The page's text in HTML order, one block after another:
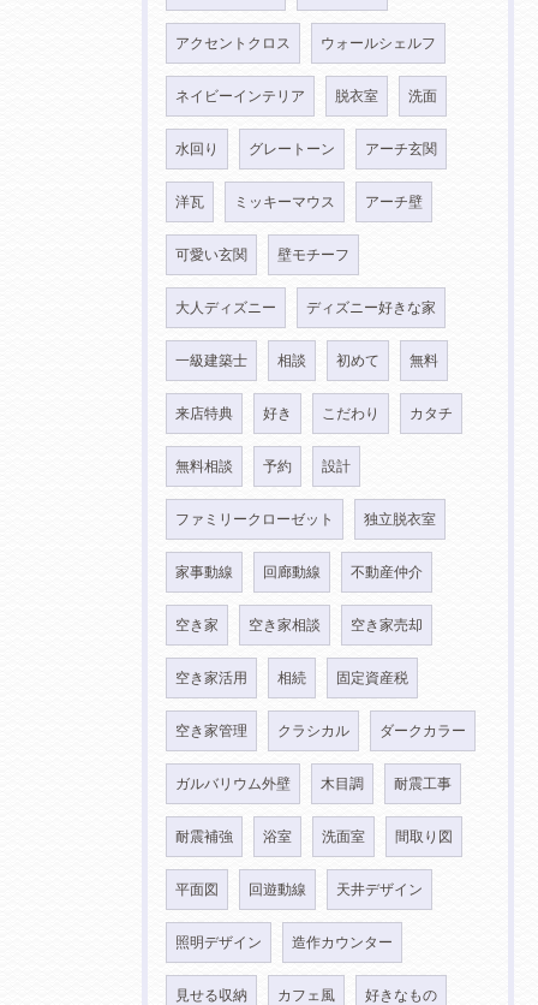
アクセントクロス ウォールシェルフ
ネイビーインテリア 脱衣室 洗面
水回り グレートーン アーチ玄関
洋瓦 ミッキーマウス アーチ壁
可愛い玄関 壁モチーフ
大人ディズニー ディズニー好きな家
一級建築士 相談 初めて 無料
来店特典 好き こだわり カタチ
無料相談 予約 設計
ファミリークローゼット 独立脱衣室
家事動線 回廊動線 不動産仲介
空き家 空き家相談 空き家売却
空き家活用 相続 固定資産税
空き家管理 クラシカル ダークカラー
ガルバリウム外壁 木目調 耐震工事
耐震補強 浴室 洗面室 間取り図
平面図 回遊動線 天井デザイン
照明デザイン 造作カウンター
見せる収納 カフェ風 好きなもの